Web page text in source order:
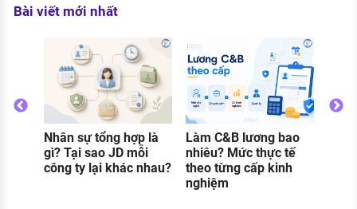
Bài viết mới nhất
Nhân sự tổng hợp là
gì? Tại sao JD mỗi
công ty lại khác nhau?
Làm C&B lương bao
nhiêu? Mức thực tế
theo từng cấp kinh
nghiệm
khi